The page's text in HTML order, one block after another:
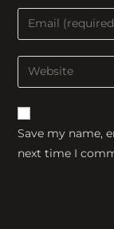
name
or
to
comment
Enter
your
email
address
comment
Enter
your
website
URL
(optional)
Save my name,
next time I